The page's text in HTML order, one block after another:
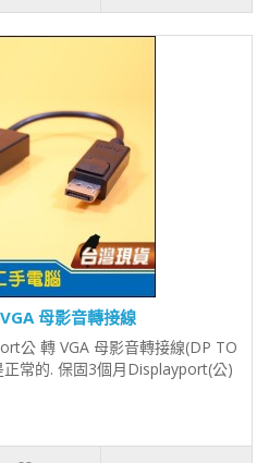
母影音轉接線
公 轉 VGA 母影音轉接線(DP TO
常的. 保固3個月Displayport(公)